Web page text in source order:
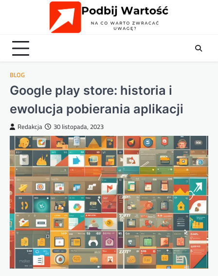
BLOG
Google play store: historia i
ewolucja pobierania aplikacji
Redakcja 30 listopada, 2023